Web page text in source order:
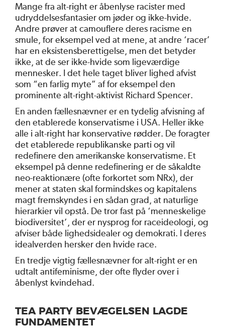
Mange fra alt-right er åbenlyse racister med
udryddelsesfantasier om jøder og ikke-hvide.
Andre prøver at camouflere deres racisme en
smule, for eksempel ved at mene, at andre ‘racer’
har en eksistensberettigelse, men det betyder
ikke, at de ser ikke-hvide som ligeværdige
mennesker. I det hele taget bliver lighed afvist
som “en farlig myte” af for eksempel den
prominente alt-right-aktivist Richard Spencer.
En anden fællesnævner er en tydelig afvisning af
den etablerede konservatisme i USA. Heller ikke
alle i alt-right har konservative rødder. De foragter
det etablerede republikanske parti og vil
redefinere den amerikanske konservatisme. Et
eksempel på denne redefinering er de såkaldte
neo-reaktionære (ofte forkortet som NRx), der
mener at staten skal formindskes og kapitalens
magt fremskyndes i en sådan grad, at naturlige
hierarkier vil opstå. De tror fast på ‘menneskelige
biodiversitet’, der er nysprog for raceideologi, og
afviser både lighedsidealer og demokrati. I deres
idealverden hersker den hvide race.
En tredje vigtig fællesnævner for alt-right er en
udtalt antifeminisme, der ofte flyder over i
åbenlyst kvindehad.
TEA PARTY BEVÆGELSEN LAGDE
FUNDAMENTET